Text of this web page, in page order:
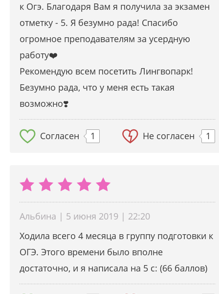
к Огэ. Благодаря Вам я получила за экзамен
отметку - 5. Я безумно рада! Спасибо
огромное преподавателям за усердную
работу❤️
Рекомендую всем посетить Лингвопарк!
Безумно рада, что у меня есть такая
возможно❣️
Согласен 1 Не согласен 1
Альбина | 5 июня 2019 | 22:20
Ходила всего 4 месяца в группу подготовки к
ОГЭ. Этого времени было вполне
достаточно, и я написала на 5 с: (66 баллов)